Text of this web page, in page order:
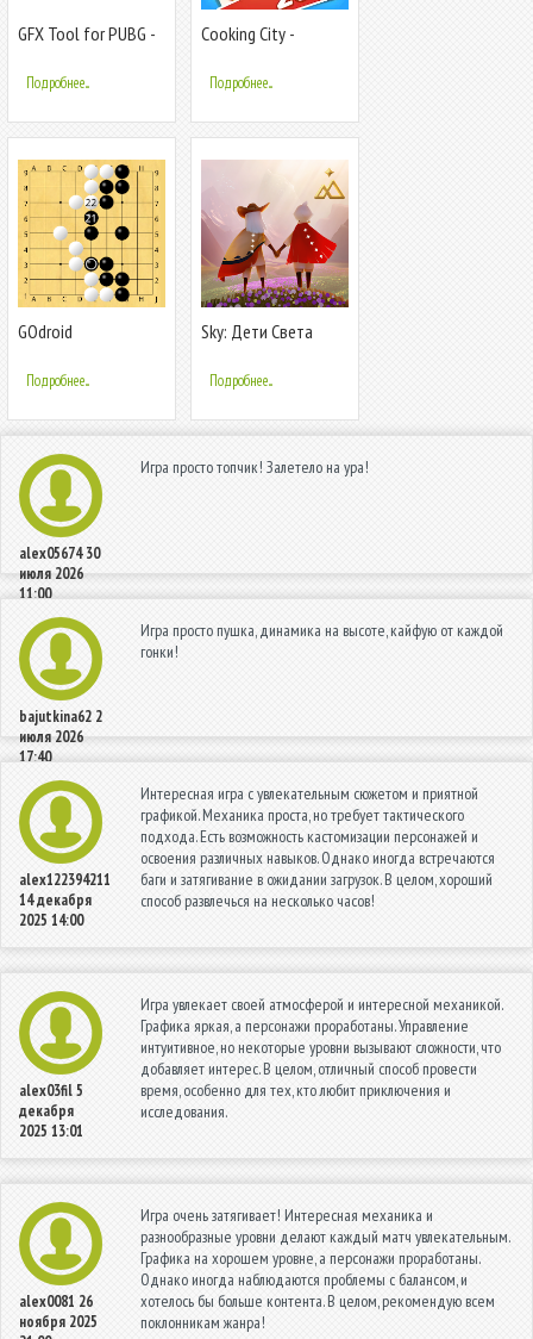
GFX Tool for PUBG -
Optimizer
Подробнее...
Cooking City -
Подробнее...
GOdroid
Подробнее...
Sky: Дети Света
Подробнее...
alex05674 30
июля 2026
11:00
Игра просто топчик! Залетело на ура!
bajutkina62 2
июля 2026
17:40
Игра просто пушка, динамика на высоте, кайфую от каждой
гонки!
alex122394211
14 декабря
2025 14:00
Интересная игра с увлекательным сюжетом и приятной
графикой. Механика проста, но требует тактического
подхода. Есть возможность кастомизации персонажей и
освоения различных навыков. Однако иногда встречаются
баги и затягивание в ожидании загрузок. В целом, хороший
способ развлечься на несколько часов!
alex03fil5
декабря
2025 13:01
Игра увлекает своей атмосферой и интересной механикой.
Графика яркая, а персонажи проработаны. Управление
интуитивное, но некоторые уровни вызывают сложности, что
добавляет интерес. В целом, отличный способ провести
время, особенно для тех, кто любит приключения и
исследования.
alex0081 26
ноября 2025
Игра очень затягивает! Интересная механика и
разнообразные уровни делают каждый матч увлекательным.
Графика на хорошем уровне, а персонажи проработаны.
Однако иногда наблюдаются проблемы с балансом, и
хотелось бы больше контента. В целом, рекомендую всем
поклонникам жанра!